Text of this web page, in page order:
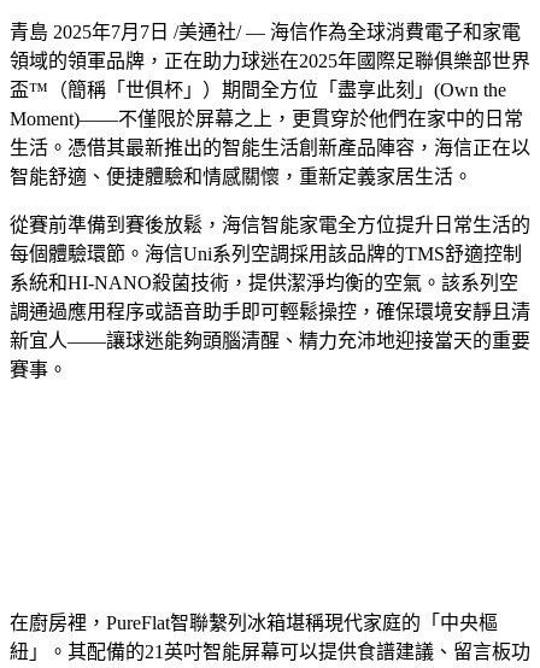
青島 2025年7月7日 /美通社/ — 海信作為全球消費電子和家電
領域的領軍品牌，正在助力球迷在2025年國際足聯俱樂部世界
盃™（簡稱「世俱杯」）期間全方位「盡享此刻」(Own the
Moment)——不僅限於屏幕之上，更貫穿於他們在家中的日常
生活。憑借其最新推出的智能生活創新產品陣容，海信正在以
智能舒適、便捷體驗和情感關懷，重新定義家居生活。
從賽前準備到賽後放鬆，海信智能家電全方位提升日常生活的
每個體驗環節。海信Uni系列空調採用該品牌的TMS舒適控制
系統和HI-NANO殺菌技術，提供潔淨均衡的空氣。該系列空
調通過應用程序或語音助手即可輕鬆操控，確保環境安靜且清
新宜人——讓球迷能夠頭腦清醒、精力充沛地迎接當天的重要
賽事。
在廚房裡，PureFlat智聯繫列冰箱堪稱現代家庭的「中央樞
紐」。其配備的21英吋智能屏幕可以提供食譜建議、留言板功